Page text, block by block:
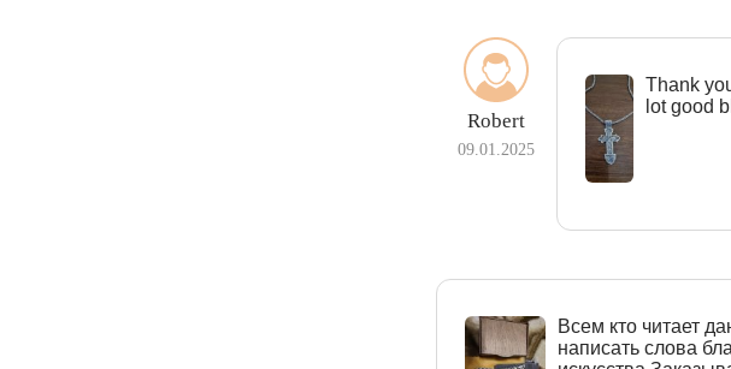
Robert
09.01.2025
Тhank
lot good
Всем кто читает
написать слова